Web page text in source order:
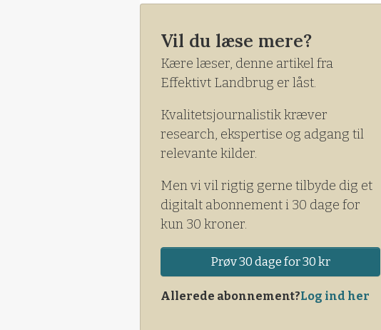
Vil du læse mere?
Kære læser, denne artikel fra
Effektivt Landbrug er låst.
Kvalitetsjournalistik kræver
research, ekspertise og adgang til
relevante kilder.
Men vi vil rigtig gerne tilbyde dig et
digitalt abonnement i 30 dage for
kun 30 kroner.
Prøv 30 dage for 30 kr
Allerede abonnement?Log ind her